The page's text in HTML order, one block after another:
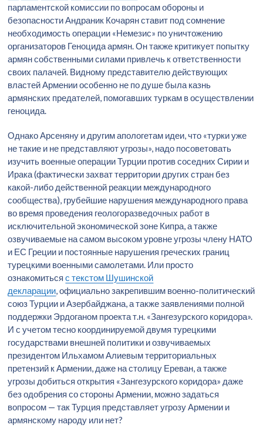
парламентской комиссии по вопросам обороны и
безопасности Андраник Кочарян ставит под сомнение
необходимость операции «Немезис» по уничтожению
организаторов Геноцида армян. Он также критикует попытку
армян собственными силами привлечь к ответственности
своих палачей. Видному представителю действующих
властей Армении особенно не по душе была казнь
армянских предателей, помогавших туркам в осуществлении
геноцида.
Однако Арсеняну и другим апологетам идеи, что «турки уже
не такие и не представляют угрозы», надо посоветовать
изучить военные операции Турции против соседних Сирии и
Ирака (фактически захват территории других стран без
какой-либо действенной реакции международного
сообщества), грубейшие нарушения международного права
во время проведения геологоразведочных работ в
исключительной экономической зоне Кипра, а также
озвучиваемые на самом высоком уровне угрозы члену НАТО
и ЕС Греции и постоянные нарушения греческих границ
турецкими военными самолетами. Или просто
ознакомитьсяс текстом Шушинской
декларации, официально закрепившим военно-политический
союз Турции и Азербайджана, а также заявлениями полной
поддержки Эрдоганом проекта т.н. «Зангезурского коридора».
И с учетом тесно координируемой двумя турецкими
государствами внешней политики и озвучиваемых
президентом Ильхамом Алиевым территориальных
претензий к Армении, даже на столицу Ереван, а также
угрозы добиться открытия «Зангезурского коридора» даже
без одобрения со стороны Армении, можно задаться
вопросом — так Турция представляет угрозу Армении и
армянскому народу или нет?